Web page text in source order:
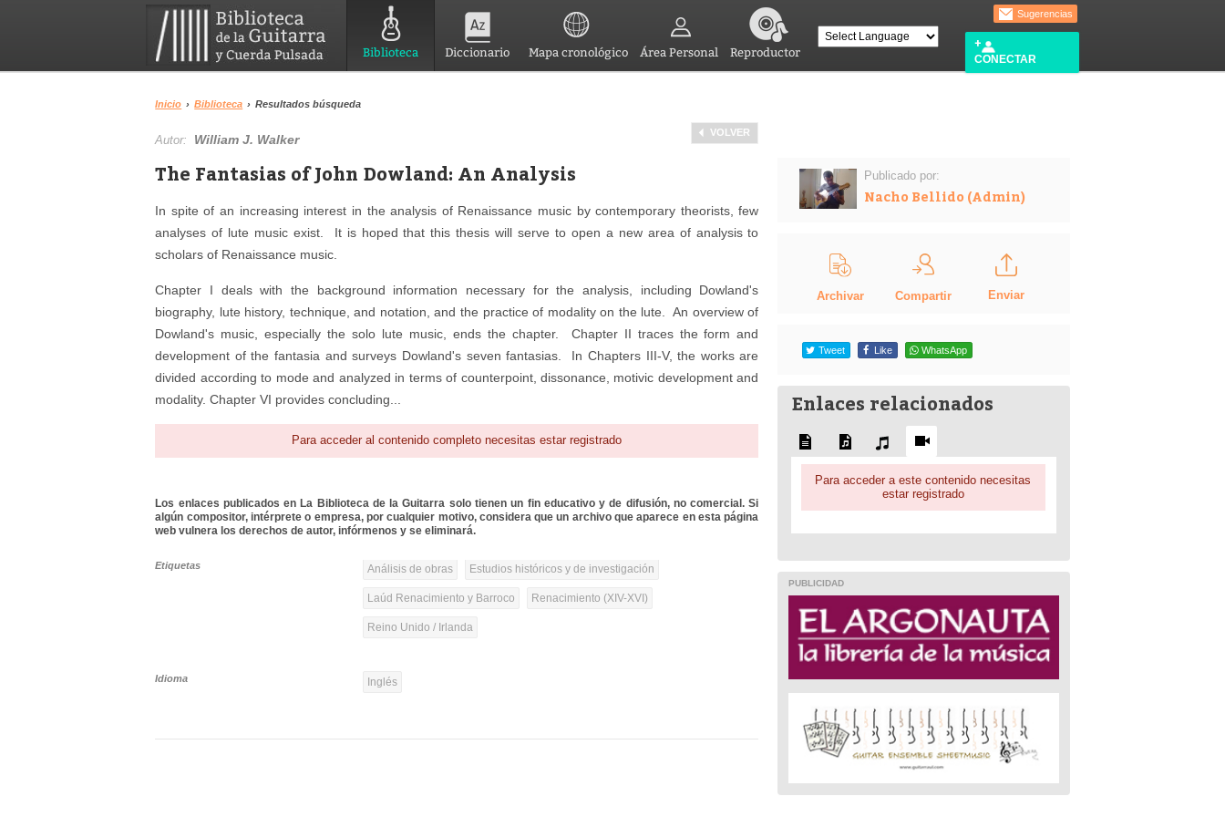
Biblioteca Diccionario Mapa cronológico Área Personal Reproductor
Sugerencias
CONECTAR
Inicio › Biblioteca › Resultados búsqueda
VOLVER
Autor: William J. Walker
The Fantasias of John Dowland: An Analysis
In spite of an increasing interest in the analysis of Renaissance music by contemporary theorists, few
analyses of lute music exist. It is hoped that this thesis will serve to open a new area of analysis to
scholars of Renaissance music.
Chapter I deals with the background information necessary for the analysis, including Dowland's
biography, lute history, technique, and notation, and the practice of modality on the lute. An overview of
Dowland's music, especially the solo lute music, ends the chapter. Chapter II traces the form and
development of the fantasia and surveys Dowland's seven fantasias. In Chapters III-V, the works are
divided according to mode and analyzed in terms of counterpoint, dissonance, motivic development and
modality. Chapter VI provides concluding...
Para acceder al contenido completo necesitas estar registrado
Los enlaces publicados en La Biblioteca de la Guitarra solo tienen un fin educativo y de difusión, no comercial. Si
algún compositor, intérprete o empresa, por cualquier motivo, considera que un archivo que aparece en esta página
web vulnera los derechos de autor, infórmenos y se eliminará.
Etiquetas Análisis de obras Estudios históricos y de investigación
Laúd Renacimiento y Barroco Renacimiento (XIV-XVI)
Reino Unido / Irlanda
Idioma Inglés
Publicado por:
Nacho Bellido (Admin)
Archivar Compartir Enviar
Tweet Like WhatsApp
Enlaces relacionados
Para acceder a este contenido necesitas
estar registrado
PUBLICIDAD